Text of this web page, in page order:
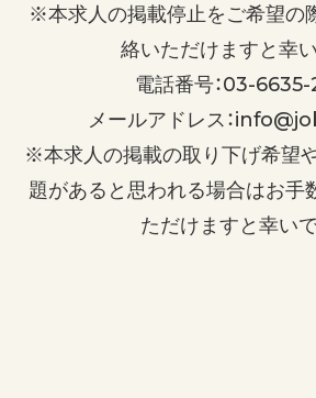
※本求人の掲載停止をご希望の
絡いただけますと幸い
電話番号：03-
メールアドレス：
※本求人の掲載の取り下げ希望
題があると思われる場合はお手
ただけますと幸いで